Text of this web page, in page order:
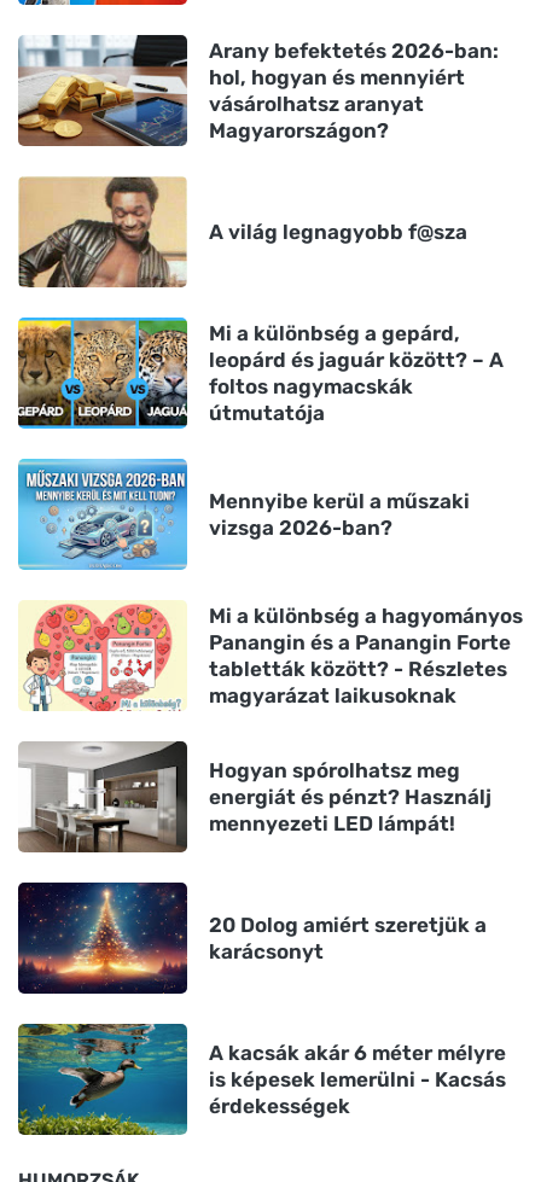
Arany befektetés 2026-ban:
hol, hogyan és mennyiért
vásárolhatsz aranyat
Magyarországon?
A világ legnagyobb f@sza
Mi a különbség a gepárd,
leopárd és jaguár között? – A
foltos nagymacskák
útmutatója
Mennyibe kerül a műszaki
vizsga 2026-ban?
Mi a különbség a hagyományos
Panangin és a Panangin Forte
tabletták között? - Részletes
magyarázat laikusoknak
Hogyan spórolhatsz meg
energiát és pénzt? Használj
mennyezeti LED lámpát!
20 Dolog amiért szeretjük a
karácsonyt
A kacsák akár 6 méter mélyre
is képesek lemerülni - Kacsás
érdekességek